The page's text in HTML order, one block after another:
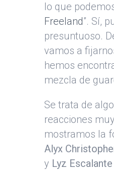
lo que
Freeland”. Sí,
presuntuoso.
vamos a
hemos
mezcla de
Se trata de
reacciones
mostramos la
Alyx
y Lyz